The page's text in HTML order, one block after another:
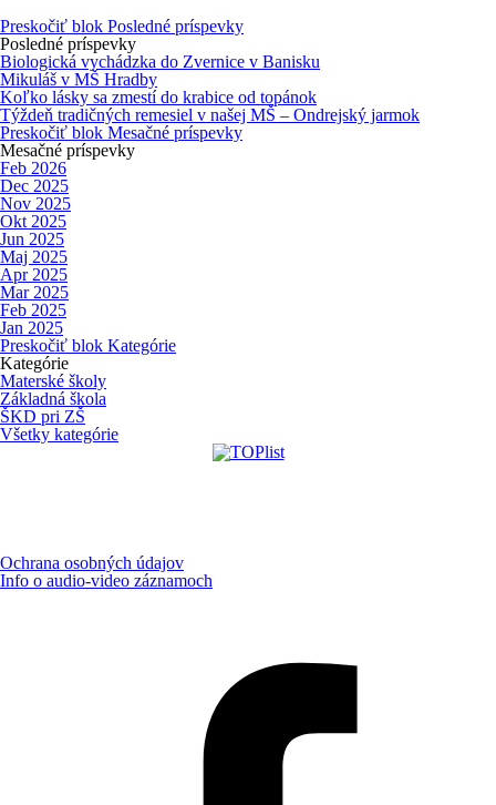
Preskočiť blok Posledné príspevky
Posledné príspevky
Biologická vychádzka do Zvernice v Banisku
Mikuláš v MŠ Hradby
Koľko lásky sa zmestí do krabice od topánok
Týždeň tradičných remesiel v našej MŠ – Ondrejský jarmok
Preskočiť blok Mesačné príspevky
Mesačné príspevky
Feb 2026
Dec 2025
Nov 2025
Okt 2025
Jun 2025
Maj 2025
Apr 2025
Mar 2025
Feb 2025
Jan 2025
Preskočiť blok Kategórie
Kategórie
Materské školy
Základná škola
ŠKD pri ZŠ
Všetky kategórie
Ochrana osobných údajov
Info o audio-video záznamoch